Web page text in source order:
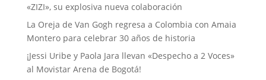
«ZIZI», su explosiva nueva colaboración
La Oreja de Van Gogh regresa a Colombia con Amaia
Montero para celebrar 30 años de historia
¡Jessi Uribe y Paola Jara llevan «Despecho a 2 Voces»
al Movistar Arena de Bogotá!